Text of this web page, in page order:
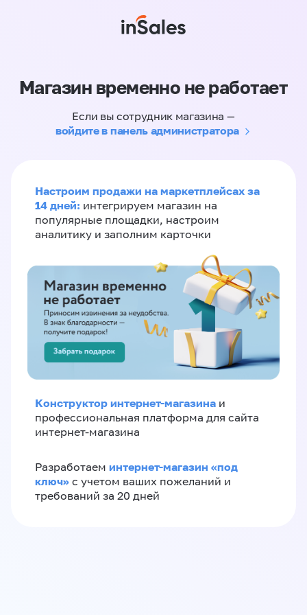
Магазин временно не работает
Если вы сотрудник магазина —
войдите в панель администратора
Настроим продажи на маркетплейсах за
14 дней: интегрируем магазин на
популярные площадки, настроим
аналитику и заполним карточки
Конструктор интернет-магазина и
профессиональная платформа для сайта
интернет-магазина
Разработаем интернет-магазин «‎под
ключ»‎ с учетом ваших пожеланий и
требований за 20 дней